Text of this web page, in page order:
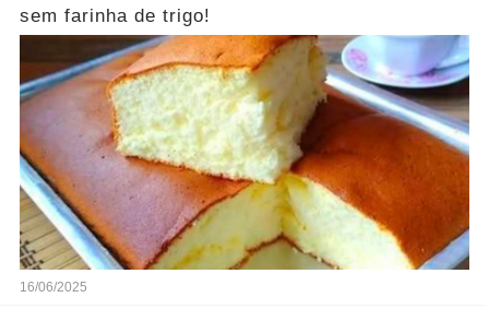
sem farinha de trigo!
16/06/2025